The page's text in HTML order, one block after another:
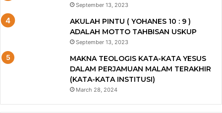
September 13, 2023
AKULAH PINTU ( YOHANES 10 : 9 )
ADALAH MOTTO TAHBISAN USKUP
September 13, 2023
MAKNA TEOLOGIS KATA-KATA YESUS
DALAM PERJAMUAN MALAM TERAKHIR
(KATA-KATA INSTITUSI)
March 28, 2024